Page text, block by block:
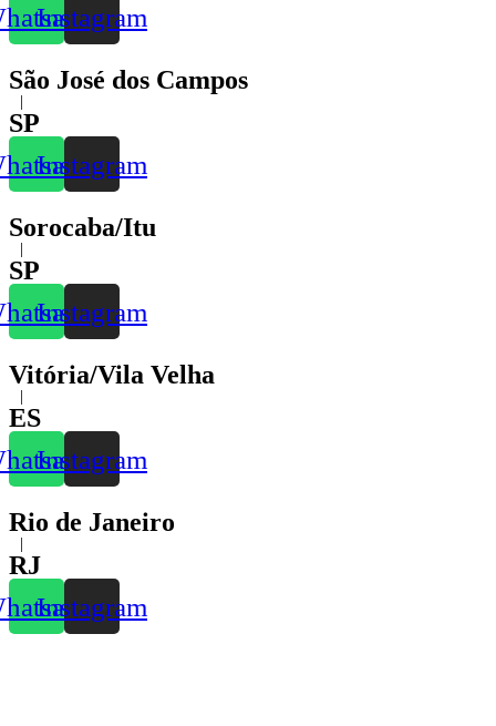
Instagram
São José dos Campos
|
SP
Instagram
Sorocaba/Itu
|
SP
Instagram
Vitória/Vila Velha
|
ES
Instagram
Rio de Janeiro
|
RJ
Instagram